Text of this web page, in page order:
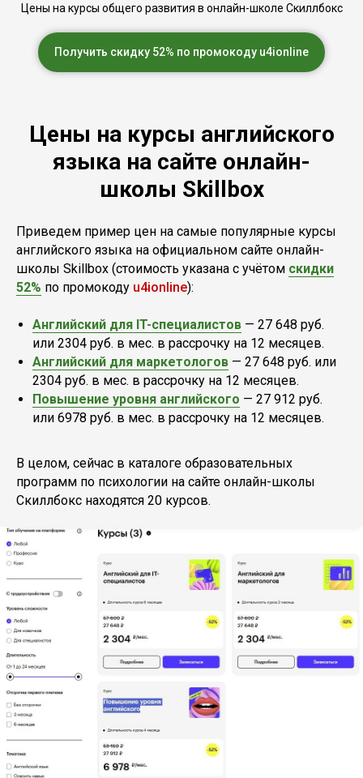
Цены на курсы общего развития в онлайн-школе Скиллбокс
Получить скидку 52% по промокоду u4ionline
Цены на курсы английского
языка на сайте онлайн-
школы Skillbox
Приведем пример цен на самые популярные курсы
английского языка на официальном сайте онлайн-
школы Skillbox (стоимость указана с учётом скидки
52% по промокоду u4ionline):
Английский для IT-специалистов — 27 648 руб.
или 2304 руб. в мес. в рассрочку на 12 месяцев.
Английский для маркетологов — 27 648 руб. или
2304 руб. в мес. в рассрочку на 12 месяцев.
Повышение уровня английского — 27 912 руб.
или 6978 руб. в мес. в рассрочку на 12 месяцев.
В целом, сейчас в каталоге образовательных
программ по психологии на сайте онлайн-школы
Скиллбокс находятся 20 курсов.